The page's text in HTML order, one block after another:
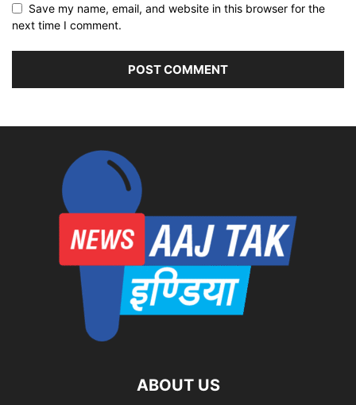
Save my name, email, and website in this browser for the
next time I comment.
ABOUT US